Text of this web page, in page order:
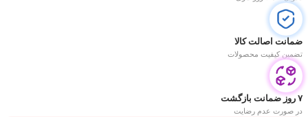
ضمانت اصالت کالا
تضمین کیفیت محصولات
۷ روز ضمانت بازگشت
در صورت عدم رضایت